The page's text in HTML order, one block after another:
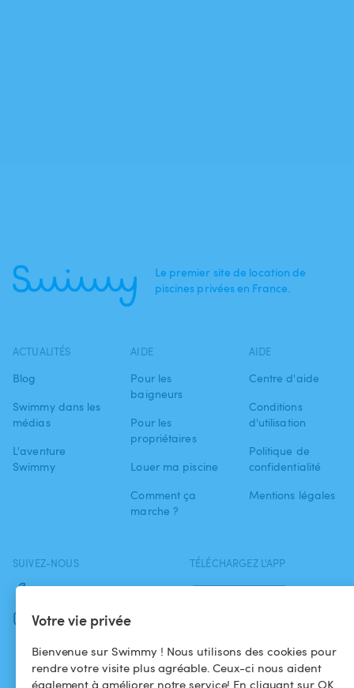
Votre vie privée
Bienvenue sur Swimmy ! Nous utilisons des cookies pour
rendre votre visite plus agréable. Ceux-ci nous aident
également à améliorer notre service! En cliquant sur OK
Le premier site de location de
piscines privées en France.
ACTUALITÉS
Blog
Swimmy dans les
médias
L'aventure
Swimmy
AIDE
Pour les
baigneurs
Pour les
propriétaires
Louer ma piscine
Comment ça
marche ?
AIDE
Centre d'aide
Conditions
d'utilisation
Politique de
confidentialité
Mentions légales
SUIVEZ-NOUS
Facebook
Instagram
TÉLÉCHARGEZ L'APP